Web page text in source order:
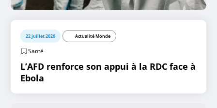
22 juillet 2026 Actualité Monde
Santé
L’AFD renforce son appui à la RDC face à
Ebola